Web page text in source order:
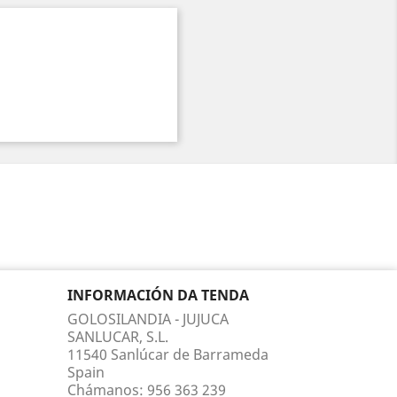
INFORMACIÓN DA TENDA
GOLOSILANDIA - JUJUCA
SANLUCAR, S.L.
11540 Sanlúcar de Barrameda
Spain
Chámanos: 956 363 239